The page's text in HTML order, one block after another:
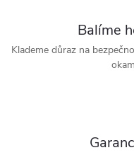
Balíme
Klademe důraz na